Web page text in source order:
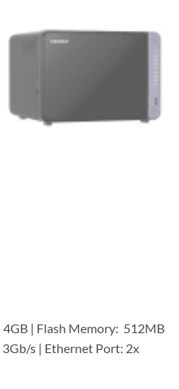
| Flash Memory: 512MB
3Gb/s | Ethernet Port: 2x